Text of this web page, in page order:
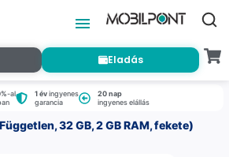
Eladás
-al
1 évingyenes
garancia
20 nap
ingyenes elállás
32 GB, 2 GB RAM, fekete)